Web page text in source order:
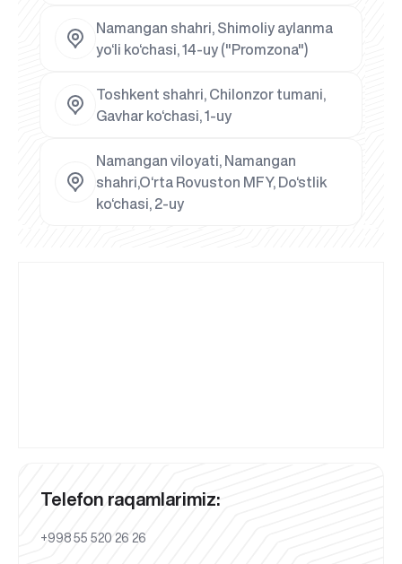
Namangan shahri, Shimoliy aylanma
yo‘li ko‘chasi, 14-uy ("Promzona")
Toshkent shahri, Chilonzor tumani,
Gavhar ko‘chasi, 1-uy
Namangan viloyati, Namangan
shahri,O‘rta Rovuston MFY, Do‘stlik
ko‘chasi, 2-uy
Telefon raqamlarimiz:
+998 55 520 26 26